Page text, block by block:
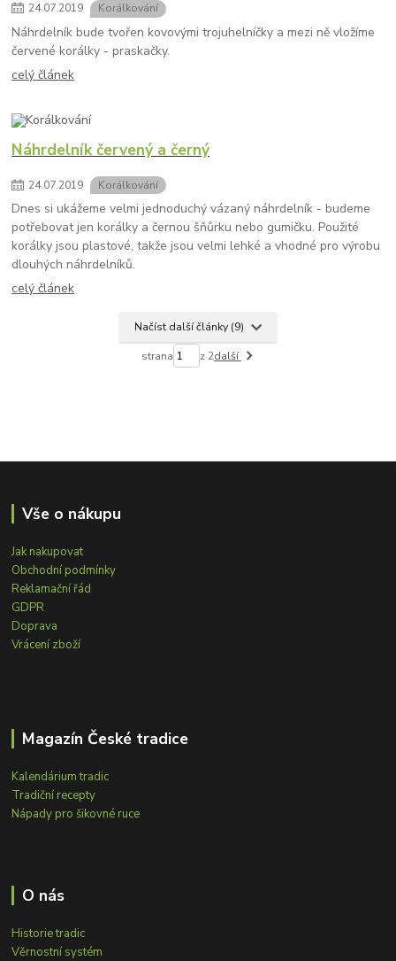
24.07.2019 Korálkování
Náhrdelník bude tvořen kovovými trojuhelníčky a mezi ně vložíme
červené korálky - praskačky.
celý článek
Náhrdelník červený a černý
24.07.2019 Korálkování
Dnes si ukážeme velmi jednoduchý vázaný náhrdelník - budeme
potřebovat jen korálky a černou šňůrku nebo gumičku. Použité
korálky jsou plastové, takže jsou velmi lehké a vhodné pro výrobu
dlouhých náhrdelníků.
celý článek
Načíst další články (9)
strana z 2další
Vše o nákupu
Jak nakupovat
Obchodní podmínky
Reklamační řád
GDPR
Doprava
Vrácení zboží
Magazín České tradice
Kalendárium tradic
Tradiční recepty
Nápady pro šikovné ruce
O nás
Historie tradic
Věrnostní systém